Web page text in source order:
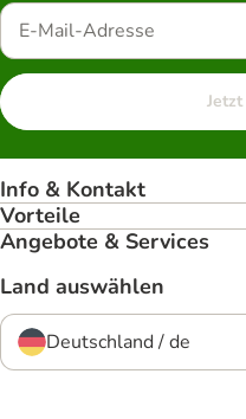
Info & Kontakt
Vorteile
Angebote & Services
Land auswählen
Deutschland / de